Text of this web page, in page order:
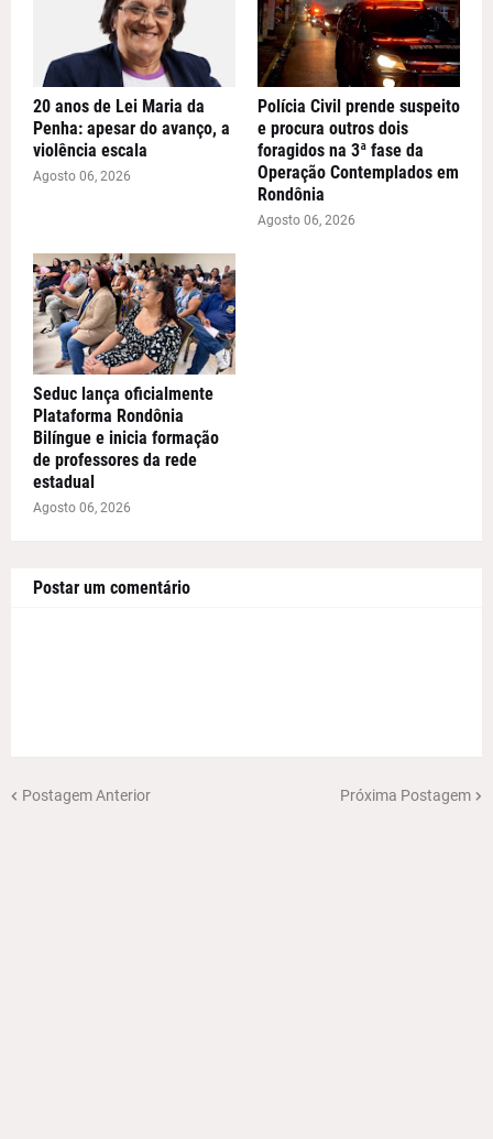
20 anos de Lei Maria da
Penha: apesar do avanço, a
violência escala
Agosto 06, 2026
Polícia Civil prende suspeito
e procura outros dois
foragidos na 3ª fase da
Operação Contemplados em
Rondônia
Agosto 06, 2026
Seduc lança oficialmente
Plataforma Rondônia
Bilíngue e inicia formação
de professores da rede
estadual
Agosto 06, 2026
Postar um comentário
Postagem Anterior Próxima Postagem